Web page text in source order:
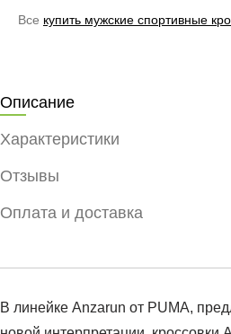
Все купить мужские спортивные
Описание
Характеристики
Отзывы
Оплата и доставка
В линейке Anzarun от PUMA,